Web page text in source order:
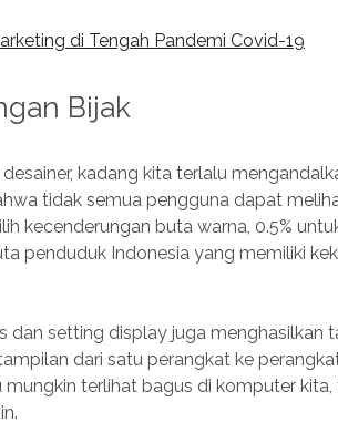
di Tengah Pandemi Covid-19
Bijak
kadang kita terlalu
tidak semua pengguna dapat
kecenderungan buta warna, 0.5%
penduduk Indonesia yang memiliki
dan setting display juga menghasilkan
dari satu perangkat ke
terlihat bagus di komputer